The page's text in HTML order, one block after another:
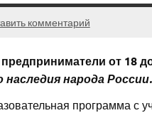
комментарий
от 18
наследия народа России.
программа с